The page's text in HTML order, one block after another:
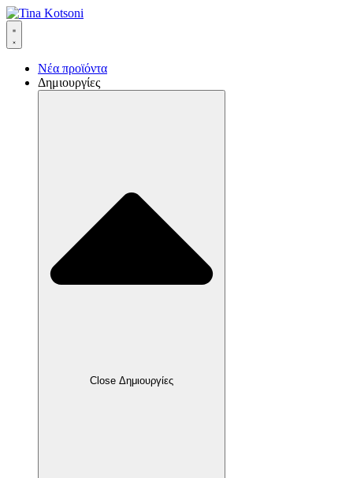
Νέα προϊόντα
Δημιουργίες
Close Δημιουργίες